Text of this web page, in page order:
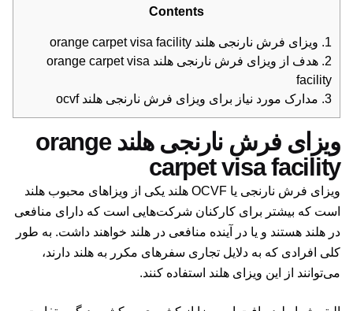
Contents
ویزای فرش نارنجی هلند orange carpet visa facility
هدف از ویزای فرش نارنجی هلند orange carpet visa
facility
مدارک مورد نیاز برای ویزای فرش نارنجی هلند ocvf
ویزای فرش نارنجی هلند orange
carpet visa facility
ویزای فرش نارنجی یا OCVF هلند یکی از ویزاهای محبوب هلند
است که بیشتر برای کارکنان شرکت‌هایی است که دارای منافعی
در هلند هستند و یا در آینده منافعی در هلند خواهند داشت. به طور
کلی افرادی که به دلایل تجاری سفرهای مکرر به هلند دارند،
می‌توانند از این ویزای هلند استفاده کنند.